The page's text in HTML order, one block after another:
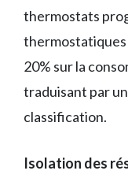
thermostats
thermostatiques
20% sur la
traduisant par
classification.
Isolation des